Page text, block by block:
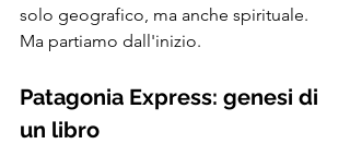
solo geografico, ma anche spirituale.
Ma partiamo dall'inizio.
Patagonia Express: genesi di
un libro